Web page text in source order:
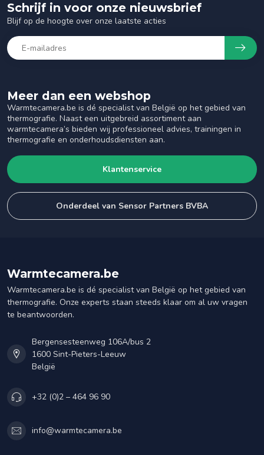
Meer dan een webshop
Warmtecamera.be is dé specialist van België op het gebied van
thermografie. Naast een uitgebreid assortiment aan
warmtecamera’s bieden wij professioneel advies, trainingen in
thermografie en onderhoudsdiensten aan.
Klantenservice
Onderdeel van Sensor Partners BVBA
Schrijf in voor onze nieuwsbrief
Blijf op de hoogte over onze laatste acties
Warmtecamera.be
Warmtecamera.be is dé specialist van België op het gebied van
thermografie. Onze experts staan steeds klaar om al uw vragen
te beantwoorden.
Bergensesteenweg 106A/bus 2
1600 Sint-Pieters-Leeuw
België
+32 (0)2 – 464 96 90
info@warmtecamera.be